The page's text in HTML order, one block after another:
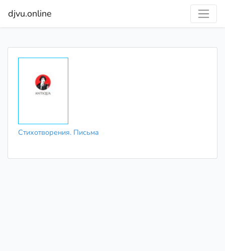
djvu.online
Стихотворения. Письма